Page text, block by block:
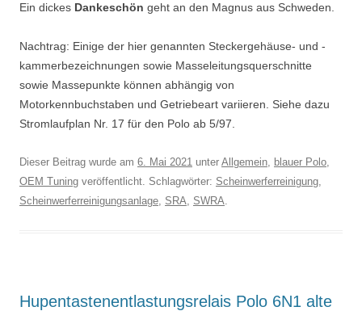
Ein dickes Dankeschön geht an den Magnus aus Schweden.
Nachtrag: Einige der hier genannten Steckergehäuse- und -
kammerbezeichnungen sowie Masseleitungsquerschnitte
sowie Massepunkte können abhängig von
Motorkennbuchstaben und Getriebeart variieren. Siehe dazu
Stromlaufplan Nr. 17 für den Polo ab 5/97.
Dieser Beitrag wurde am 6. Mai 2021 unter Allgemein, blauer Polo,
OEM Tuning veröffentlicht. Schlagwörter: Scheinwerferreinigung,
Scheinwerferreinigungsanlage, SRA, SWRA.
Hupentastenentlastungsrelais Polo 6N1 alte